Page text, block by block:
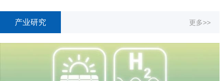
产业研究 更多>>